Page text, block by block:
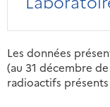
Les données
(au 31 décembre
radioactifs